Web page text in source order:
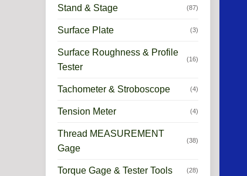
Stand & Stage (87)
Surface Plate (3)
Surface Roughness & Profile
Tester
(16)
Tachometer & Stroboscope (4)
Tension Meter (4)
Thread MEASUREMENT
Gage
(38)
Torque Gage & Tester Tools (28)